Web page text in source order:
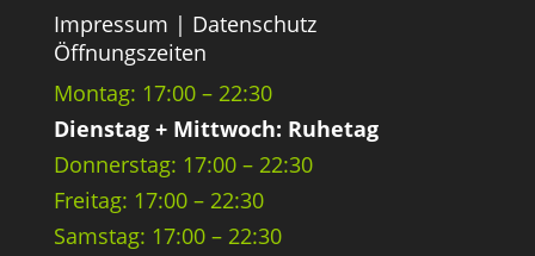
Impressum | Datenschutz
Öffnungszeiten
Montag: 17:00 – 22:30
Dienstag + Mittwoch: Ruhetag
Donnerstag: 17:00 – 22:30
Freitag: 17:00 – 22:30
Samstag: 17:00 – 22:30